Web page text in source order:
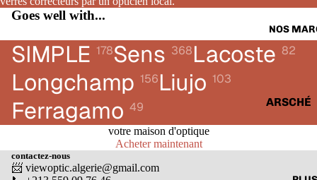
FEMME
NOS
ARSCHÉ
CARTIER
Goes well with...
SIMPLE 178Sens 368Lacoste 82
Longchamp 156Liujo 103
Ferragamo 49
votre maison d'optique
Acheter maintenant
contactez-nous
📨 viewoptic.algerie@gmail.com